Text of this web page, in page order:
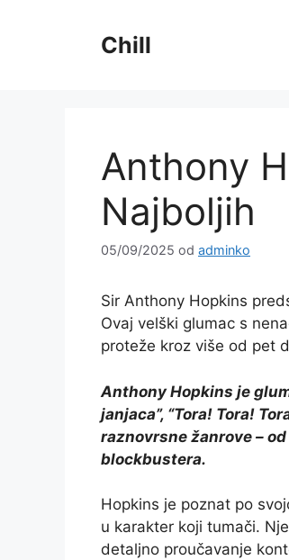
Chill
Anthony
Najboljih
05/09/2025 od adminko
Sir Anthony Hopkins
Ovaj velški glumac s
proteže kroz više od pet
Anthony Hopkins je
janjaca”, “Tora! Tora!
raznovrsne žanrove –
blockbustera.
Hopkins je poznat po
u karakter koji tumači.
detaljno proučavanje